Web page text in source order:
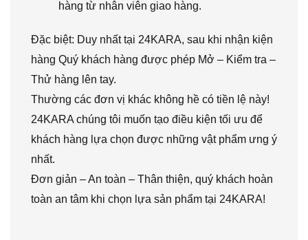
hàng từ nhân viên giao hàng.
Đặc biệt: Duy nhất tại 24KARA, sau khi nhận kiện
hàng Quý khách hàng được phép Mở – Kiểm tra –
Thử hàng lên tay.
Thường các đơn vị khác không hề có tiền lệ này!
24KARA chúng tôi muốn tạo điều kiện tối ưu để
khách hàng lựa chọn được những vật phẩm ưng ý
nhất.
Đơn giản – An toàn – Thân thiện, quý khách hoàn
toàn an tâm khi chọn lựa sản phẩm tại 24KARA!